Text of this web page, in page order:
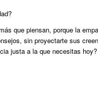
que piensan, porque la
sin proyectarte sus
justa a la que necesitas hoy?